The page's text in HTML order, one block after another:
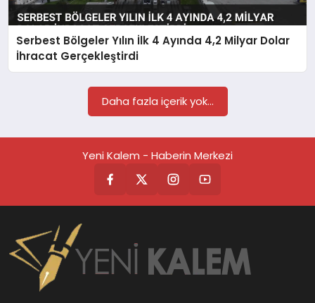
TEKNOLOJİ
SAĞLIK
Serbest Bölgeler Yılın İlk 4 Ayında 4,2 Milyar Dolar
İhracat Gerçekleştirdi
Daha fazla içerik yok...
Yeni Kalem - Haberin Merkezi